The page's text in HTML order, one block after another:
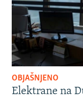
OBJAŠNJENO
Elektrane na